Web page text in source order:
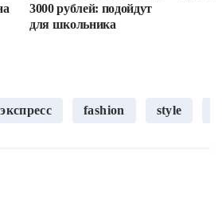
3000 рублей: подойдут
для школьника
fashion style